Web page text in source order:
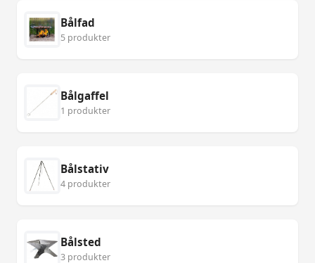
Bålfad
5 produkter
Bålgaffel
1 produkter
Bålstativ
4 produkter
Bålsted
3 produkter